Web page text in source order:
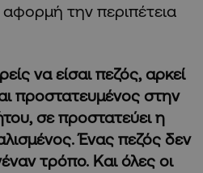
την περιπέτεια
να είσαι πεζός, αρκεί
προστατευμένος στην
σε προστατεύει η
Ένας πεζός δεν
τρόπο. Και όλες οι